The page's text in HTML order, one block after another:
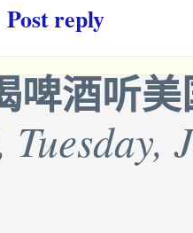
Post reply
啤酒听
Tuesday,